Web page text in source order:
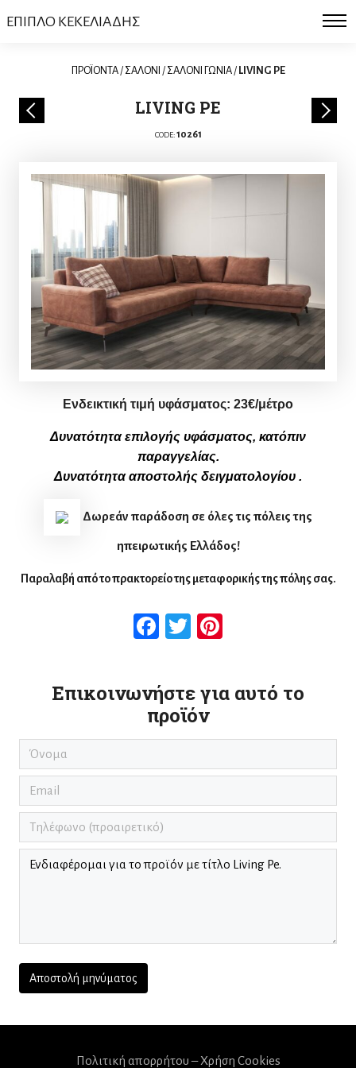
ΕΠΙΠΛΟ ΚΕΚΕΛΙΑΔΗΣ
ΠΡΟΪΟΝΤΑ/ ΣΑΛΟΝΙ / ΣΑΛΟΝΙ ΓΩΝΙΑ/ LIVING PE
LIVING PE
CODE: 10261
Ενδεικτική τιμή υφάσματος: 23€/μέτρο
Δυνατότητα επιλογής υφάσματος, κατόπιν
παραγγελίας.
Δυνατότητα αποστολής δειγματολογίου .
Δωρεάν παράδοση σε όλες τις πόλεις της
ηπειρωτικής Ελλάδος!
Παραλαβή από το πρακτορείο της μεταφορικής της πόλης σας.
Facebook
Twitter
Επικοινωνήστε για αυτό το
προϊόν
Πολιτική απορρήτου – Χρήση Cookies